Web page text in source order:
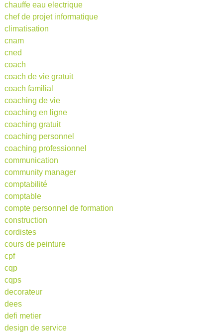
chauffe eau electrique
chef de projet informatique
climatisation
cnam
cned
coach
coach de vie gratuit
coach familial
coaching de vie
coaching en ligne
coaching gratuit
coaching personnel
coaching professionnel
communication
community manager
comptabilité
comptable
compte personnel de formation
construction
cordistes
cours de peinture
cpf
cqp
cqps
decorateur
dees
defi metier
design de service